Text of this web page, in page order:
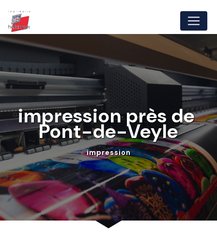
impression près de
Pont-de-Veyle
impression